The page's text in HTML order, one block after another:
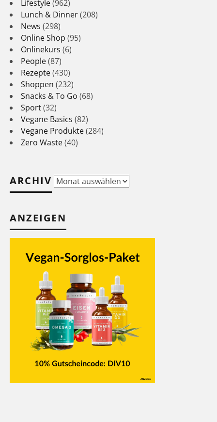
Lifestyle(962)
Lunch & Dinner(208)
News (298)
Online Shop (95)
Onlinekurs (6)
People(87)
Rezepte(430)
Shoppen (232)
Snacks & To Go (68)
Sport(32)
Vegane Basics (82)
Vegane Produkte(284)
Zero Waste(40)
ARCHIV Archiv
ANZEIGEN